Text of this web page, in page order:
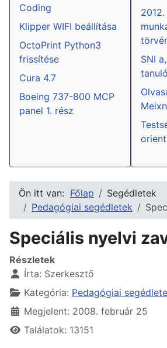
Coding
Klipper WIFI beállítása
OctoPrint Python3
frissítése
Cura 4.7
Boeing 737-800 MCP
panel 1. rész
SNI
Ön itt van: Főlap
Segédletek
Pedagógiai segédletek
Speciális nyelvi
Részletek
Írta: Szerkesztő
Kategória: Pedagógiai
Megjelent: 2008. február 25
Találatok: 13151